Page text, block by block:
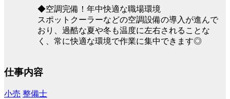
◆空調完備！年中快適な職場環境
スポットクーラーなどの空調設備の導入が進んで
おり、過酷な夏や冬も温度に左右されることな
く、常に快適な環境で作業に集中できます◎
仕事内容
小売 整備士